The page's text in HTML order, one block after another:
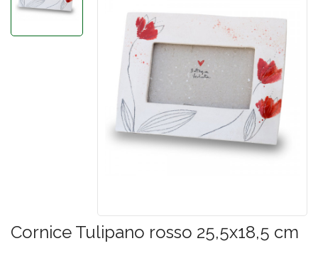
Cornice Tulipano rosso 25,5x18,5 cm